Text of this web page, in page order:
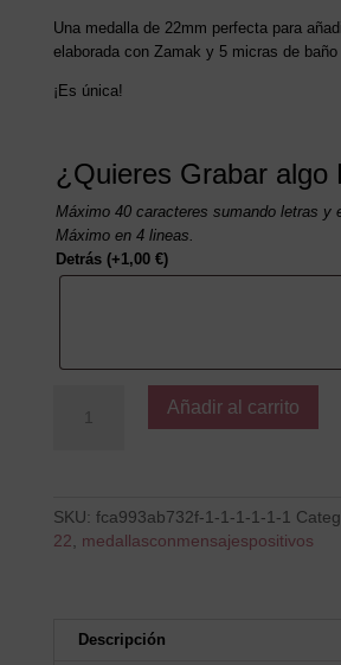
Una medalla de 22mm perfecta para
elaborada con Zamak y 5 micras de baño
¡Es única!
¿Quieres Grabar algo
Máximo 40 caracteres sumando letras y
Máximo en 4 lineas.
Detrás (+1,00 €)
Añadir al carrito
SKU: fca993ab732f-1-1-1-1-1-1
22, medallasconmensajespositivos
Descripción